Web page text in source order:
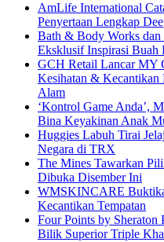
AmLife International
Penyertaan Lengkap
Bath & Body Works
Eksklusif Inspirasi Buah
GCH Retail Lancar MY
Kesihatan & Kecantikan
Alam
‘Kontrol Game Anda’,
Bina Keyakinan Anak
Huggies Labuh Tirai
Negara di TRX
The Mines Tawarkan
Dibuka Disember Ini
WMSKINCARE
Kecantikan Tempatan
Four Points by Sheraton
Bilik Superior Triple